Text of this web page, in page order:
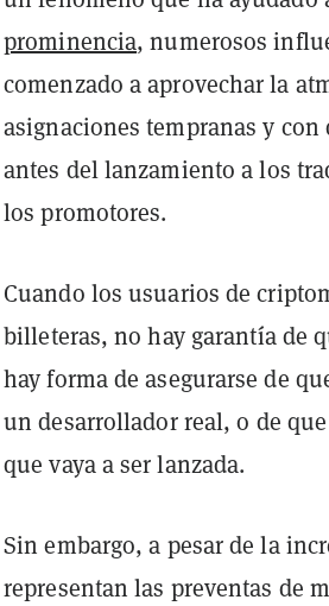
prominencia, numerosos
comenzado a aprovechar la
asignaciones tempranas y
antes del lanzamiento a los
los promotores.
Cuando los usuarios de
billeteras, no hay garantía de
hay forma de asegurarse de
un desarrollador real, o de
que vaya a ser lanzada.
Sin embargo, a pesar de la
representan las preventas de